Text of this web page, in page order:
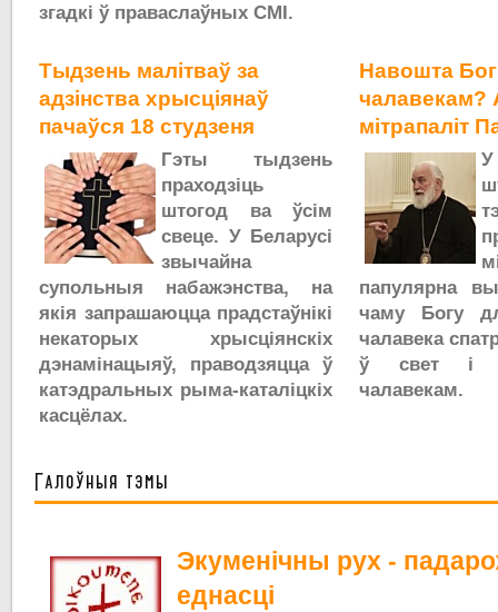
згадкі ў праваслаўных СМІ.
Тыдзень малітваў за
адзінства хрысціянаў
пачаўся 18 студзеня
Навошта Бог
чалавекам?
мітрапаліт
Гэты тыдзень
праходзіць
штогод ва ўсім
свеце. У Беларусі
звычайна
супольныя набажэнства, на
якія запрашаюцца прадстаўнікі
некаторых хрысціянскіх
дэнамінацыяў, праводзяцца ў
катэдральных рыма-каталіцкіх
касцёлах.
папулярна
чаму Богу
чалавека
ў свет і
чалавекам.
Галоўныя тэмы
Экуменічны рух -
еднасці